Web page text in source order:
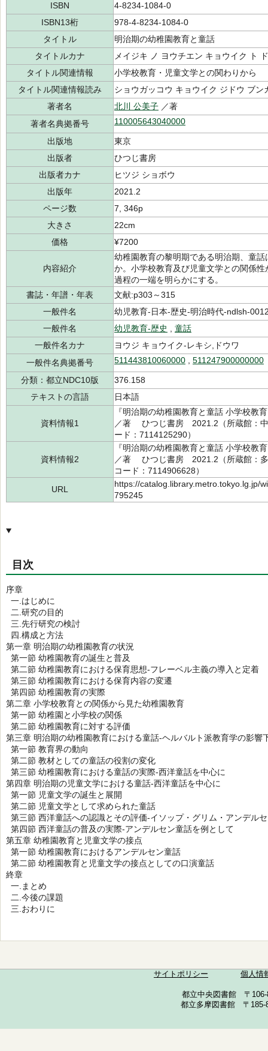
ISBN
4-8234-1084-0
ISBN13桁
978-4-8234-1084-0
タイトル
明治期の幼稚園教育と童話
タイトルカナ
メイジキ ノ ヨウチエン キョウイク ト
タイトル関連情報
小学校教育・児童文学との関わりから
タイトル関連情報読み
ショウガッコウ キョウイク ジドウ ブン
著者名
北川 公美子 ／著
著者名典拠番号
110005643040000
出版地
東京
出版者
ひつじ書房
出版者カナ
ヒツジ ショボウ
出版年
2021.2
ページ数
7, 346p
大きさ
22cm
価格
¥7200
内容紹介
幼稚園教育の黎明期である明治期、童
か。小学校教育及び児童文学との関係
過程の一端を明らかにする。
書誌・年譜・年表
文献:p303～315
一般件名
幼児教育-日本-歴史-明治時代-ndlsh-
一般件名
幼児教育-歴史
童話
一般件名カナ
ヨウジ キョウイク-レキシ,ドウワ
一般件名典拠番号
511443810060000 511247900000000
分類：都立NDC10版
376.158
テキストの言語
日本語
資料情報1
『明治期の幼稚園教育と童話 小学校
／著 ひつじ書房 2021.2（所蔵館：
ード：7114125290）
資料情報2
『明治期の幼稚園教育と童話 小学校
／著 ひつじ書房 2021.2（所蔵館：
コード：7114906628）
URL
https://catalog.library.metro.tokyo.lg.jp/
795245
目次
序章
一.はじめに
二.研究の目的
三.先行研究の検討
四.構成と方法
第一章 明治期の幼稚園教育の状況
第一節 幼稚園教育の誕生と普及
第二節 幼稚園教育における保育思想-フレーベル主義の導入と定着
第三節 幼稚園教育における保育内容の変遷
第四節 幼稚園教育の実際
第二章 小学校教育との関係から見た幼稚園教育
第一節 幼稚園と小学校の関係
第二節 幼稚園教育に対する評価
第三章 明治期の幼稚園教育における童話-ヘルバルト派教育学の影響
第一節 教育界の動向
第二節 教材としての童話の役割の変化
第三節 幼稚園教育における童話の実際-西洋童話を中心に
第四章 明治期の児童文学における童話-西洋童話を中心に
第一節 児童文学の誕生と展開
第二節 児童文学として求められた童話
第三節 西洋童話への認識とその評価-イソップ・グリム・アンデル
第四節 西洋童話の普及の実際-アンデルセン童話を例として
第五章 幼稚園教育と児童文学の接点
第一節 幼稚園教育におけるアンデルセン童話
第二節 幼稚園教育と児童文学の接点としての口演童話
終章
一.まとめ
二.今後の課題
三.おわりに
サイトポリシー 個人情
都立中央図書館 〒
都立多摩図書館 〒185-